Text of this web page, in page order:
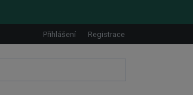
Přihlášení Registrace